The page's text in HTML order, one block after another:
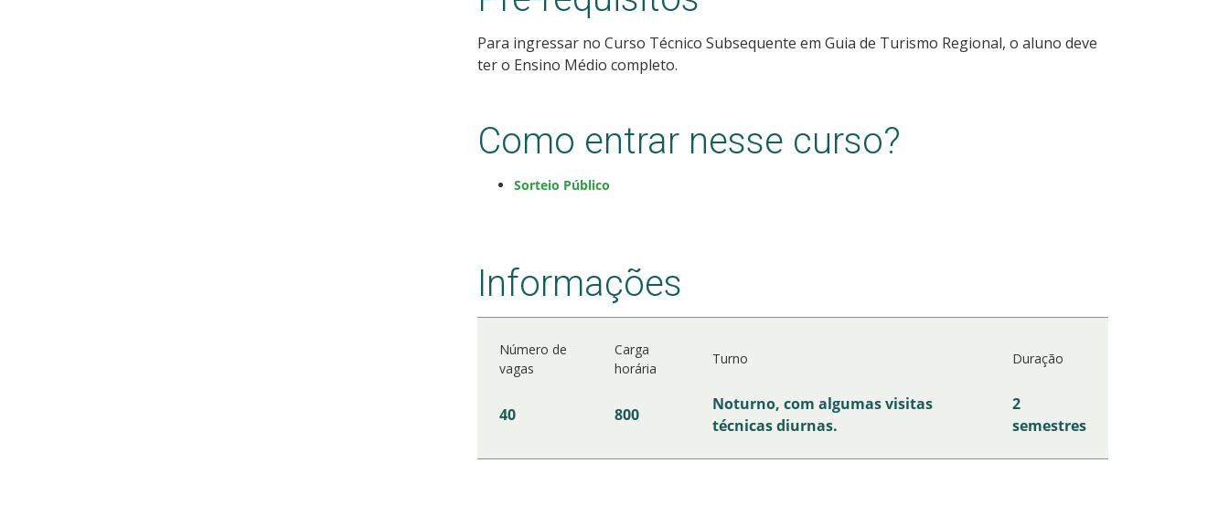
Para ingressar no Curso Técnico Subsequente em Guia de Turismo Regional, o aluno deve
ter o Ensino Médio completo.
Como entrar nesse curso?
Sorteio Público
Informações
Número de
vagas
Carga
horária
Turno Duração
40 800
Noturno, com algumas visitas
técnicas diurnas.
2
semestres